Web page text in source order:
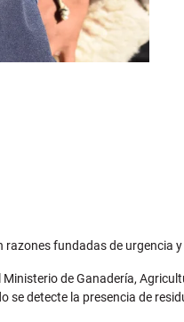
fundadas de urgencia
de Ganadería,
detecte la presencia de